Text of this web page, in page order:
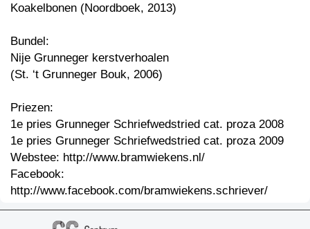
Koakelbonen (Noordboek, 2013)
Bundel:
Nije Grunneger kerstverhoalen
(St. ‘t Grunneger Bouk, 2006)
Priezen:
1e pries Grunneger Schriefwedstried cat. proza 2008
1e pries Grunneger Schriefwedstried cat. proza 2009
Webstee: http://www.bramwiekens.nl/
Facebook:
http://www.facebook.com/bramwiekens.schriever/